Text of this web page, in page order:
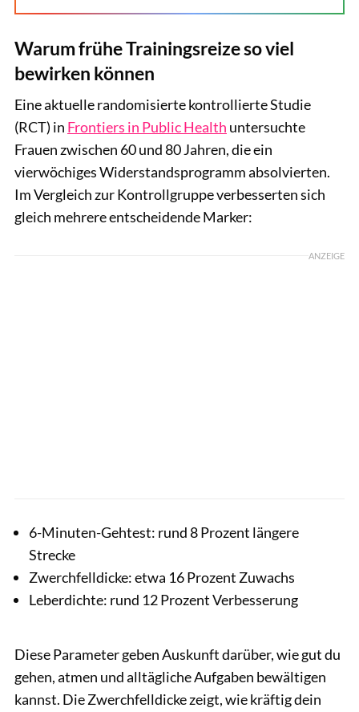
Warum frühe Trainingsreize so viel
bewirken können
Eine aktuelle randomisierte kontrollierte Studie
(RCT) in Frontiers in Public Health untersuchte
Frauen zwischen 60 und 80 Jahren, die ein
vierwöchiges Widerstandsprogramm absolvierten.
Im Vergleich zur Kontrollgruppe verbesserten sich
gleich mehrere entscheidende Marker:
ANZEIGE
6-Minuten-Gehtest: rund 8 Prozent längere
Strecke
Zwerchfelldicke: etwa 16 Prozent Zuwachs
Leberdichte: rund 12 Prozent Verbesserung
Diese Parameter geben Auskunft darüber, wie gut du
gehen, atmen und alltägliche Aufgaben bewältigen
kannst. Die Zwerchfelldicke zeigt, wie kräftig dein